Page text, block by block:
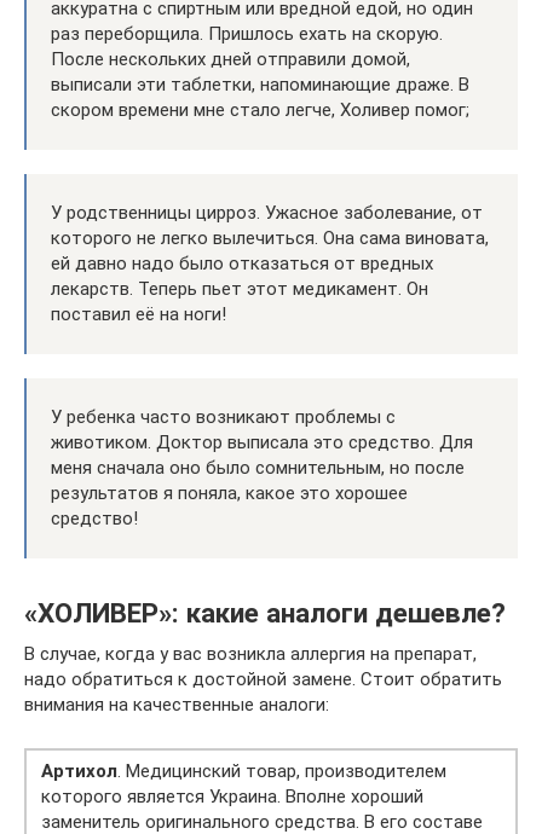
аккуратна с спиртным или вредной едой, но один
раз переборщила. Пришлось ехать на скорую.
После нескольких дней отправили домой,
выписали эти таблетки, напоминающие драже. В
скором времени мне стало легче, Холивер помог;
У родственницы цирроз. Ужасное заболевание, от
которого не легко вылечиться. Она сама виновата,
ей давно надо было отказаться от вредных
лекарств. Теперь пьет этот медикамент. Он
поставил её на ноги!
У ребенка часто возникают проблемы с
животиком. Доктор выписала это средство. Для
меня сначала оно было сомнительным, но после
результатов я поняла, какое это хорошее
средство!
«ХОЛИВЕР»: какие аналоги дешевле?
В случае, когда у вас возникла аллергия на препарат,
надо обратиться к достойной замене. Стоит обратить
внимания на качественные аналоги:
Артихол . Медицинский товар, производителем
которого является Украина. Вполне хороший
заменитель оригинального средства. В его составе